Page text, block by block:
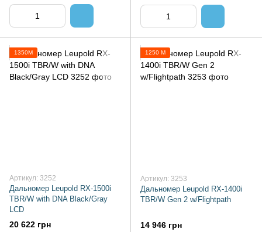
1350М
Артикул: 3252
Дальномер Leupold RX-1500i
TBR/W with DNA Black/Gray
LCD
20 622 грн
1250 М
Артикул: 3253
Дальномер Leupold RX-1400i
TBR/W Gen 2 w/Flightpath
14 946 грн